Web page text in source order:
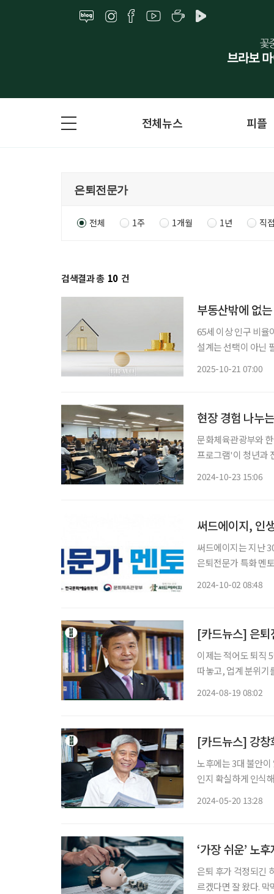
전체뉴스 피플
전체 1주 1개월 1년 직
검색결과 총 10 건
부동산밖에 없
65세 이상 인구 비율
설계는 선택이 아닌
2025-10-21 07:00
현장 경험 나누
문화체육관광부와
프로그램'이 청년과
2024-10-23 15:06
써드에이지, 인
써드에이지는 지난
은퇴전문가 특화 멘
2024-10-02 08:48
[카드뉴스] 은퇴
이제는 적어도 퇴직
따놓고, 업계 분위기
2024-08-19 08:02
[카드뉴스] 강창
노후에는 3대 불안
인지 확실하게 인식
2024-05-20 13:28
‘가장 쉬운’ 노
은퇴 후가 걱정되긴
르겠다면 잘 왔다.